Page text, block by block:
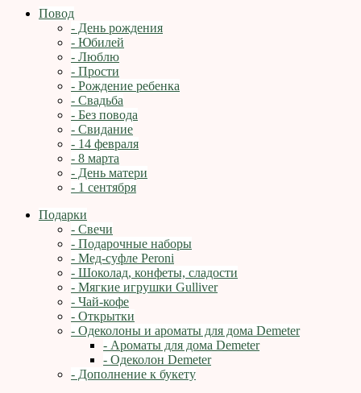
Повод
- День рождения
- Юбилей
- Люблю
- Прости
- Рождение ребенка
- Свадьба
- Без повода
- Свидание
- 14 февраля
- 8 марта
- День матери
- 1 сентября
Подарки
- Свечи
- Подарочные наборы
- Мед-суфле Peroni
- Шоколад, конфеты, сладости
- Мягкие игрушки Gulliver
- Чай-кофе
- Открытки
- Одеколоны и ароматы для дома Demeter
- Ароматы для дома Demeter
- Одеколон Demeter
- Дополнение к букету